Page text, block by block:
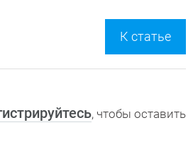
К статье
, чтобы оставить